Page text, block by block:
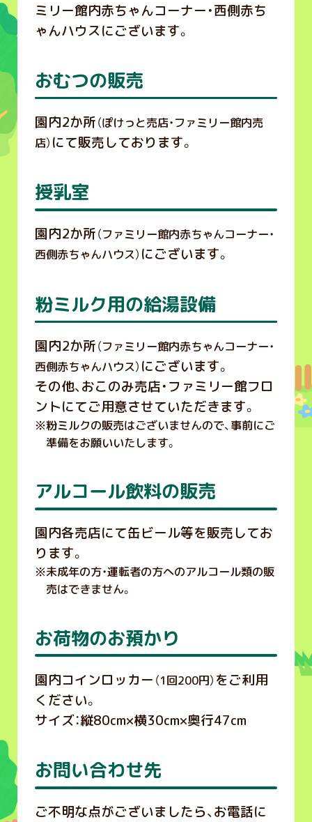
ミリー館内赤ちゃんコーナー・西側赤ち
ゃんハウスにございます。
おむつの販売
園内2か所（ぽけっと売店・ファミリー館内売
店） にて販売しております。
授乳室
園内2か所（ファミリー館内赤ちゃんコーナー・
西側赤ちゃんハウス） にございます。
粉ミルク用の給湯設備
園内2か所（ファミリー館内赤ちゃんコーナー・
西側赤ちゃんハウス） にございます。
その他、おこのみ売店・ファミリー館フロ
ントにてご用意させていただきます。
※粉ミルクの販売はございませんので、事前にご
準備をお願いいたします。
アルコール飲料の販売
園内各売店にて缶ビール等を販売してお
ります。
※未成年の方・運転者の方へのアルコール類の販
売はできません。
お荷物のお預かり
園内コインロッカー （1回200円） をご利用
ください。
サイズ：縦80cm×横30cm×奥行47cm
お問い合わせ先
ご不明な点がございましたら、お電話に